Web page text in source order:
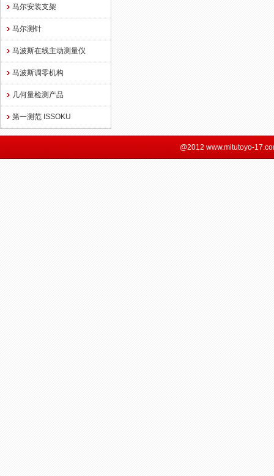
马尔安装支架
马尔测针
马波斯在线主动测量仪
马波斯调零机构
几何量检测产品
第一测范 ISSOKU
@2012 www.mitutoyo-